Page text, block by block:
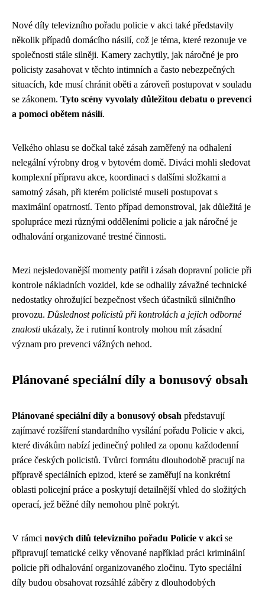
Nové díly televizního pořadu policie v akci také představily
několik případů domácího násilí, což je téma, které rezonuje ve
společnosti stále silněji. Kamery zachytily, jak náročné je pro
policisty zasahovat v těchto intimních a často nebezpečných
situacích, kde musí chránit oběti a zároveň postupovat v souladu
se zákonem. Tyto scény vyvolaly důležitou debatu o prevenci
a pomoci obětem násilí.
Velkého ohlasu se dočkal také zásah zaměřený na odhalení
nelegální výrobny drog v bytovém domě. Diváci mohli sledovat
komplexní přípravu akce, koordinaci s dalšími složkami a
samotný zásah, při kterém policisté museli postupovat s
maximální opatrností. Tento případ demonstroval, jak důležitá je
spolupráce mezi různými odděleními policie a jak náročné je
odhalování organizované trestné činnosti.
Mezi nejsledovanější momenty patřil i zásah dopravní policie při
kontrole nákladních vozidel, kde se odhalily závažné technické
nedostatky ohrožující bezpečnost všech účastníků silničního
provozu. Důslednost policistů při kontrolách a jejich odborné
znalosti ukázaly, že i rutinní kontroly mohou mít zásadní
význam pro prevenci vážných nehod.
Plánované speciální díly a bonusový obsah
Plánované speciální díly a bonusový obsah představují
zajímavé rozšíření standardního vysílání pořadu Policie v akci,
které divákům nabízí jedinečný pohled za oponu každodenní
práce českých policistů. Tvůrci formátu dlouhodobě pracují na
přípravě speciálních epizod, které se zaměřují na konkrétní
oblasti policejní práce a poskytují detailnější vhled do složitých
operací, jež běžné díly nemohou plně pokrýt.
V rámci nových dílů televizního pořadu Policie v akci se
připravují tematické celky věnované například práci kriminální
policie při odhalování organizovaného zločinu. Tyto speciální
díly budou obsahovat rozsáhlé záběry z dlouhodobých